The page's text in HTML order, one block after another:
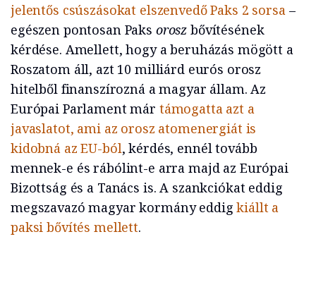
jelentős csúszásokat elszenvedő Paks 2 sorsa–
egészen pontosan Paks orosz bővítésének
kérdése. Amellett, hogy a beruházás mögött a
Roszatom áll, azt 10 milliárd eurós orosz
hitelből finanszírozná a magyar állam. Az
Európai Parlament már támogatta azt a
javaslatot, ami az orosz atomenergiát is
kidobná az EU-ból, kérdés, ennél tovább
mennek-e és rábólint-e arra majd az Európai
Bizottság és a Tanács is. A szankciókat eddig
megszavazó magyar kormány eddigkiállt a
paksi bővítés mellett.